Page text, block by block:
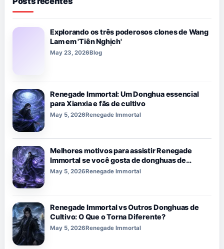
Explorando os três poderosos clones de Wang
Lam em 'Tiên Nghịch'
May 23, 2026Blog
Renegade Immortal: Um Donghua essencial
para Xianxia e fãs de cultivo
May 5, 2026Renegade Immortal
Melhores motivos para assistir Renegade
Immortal se você gosta de donghuas de
fantasia sombria.
May 5, 2026Renegade Immortal
Renegade Immortal vs Outros Donghuas de
Cultivo: O Que o Torna Diferente?
May 5, 2026Renegade Immortal